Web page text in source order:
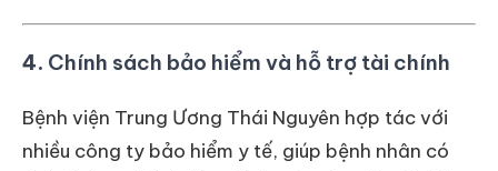
4. Chính sách bảo hiểm và hỗ trợ tài chính
Bệnh viện Trung Ương Thái Nguyên hợp tác với
nhiều công ty bảo hiểm y tế, giúp bệnh nhân có